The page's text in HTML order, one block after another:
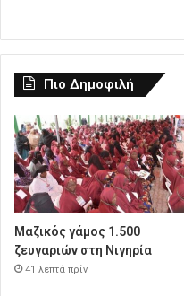
Πιο Δημοφιλή
Μαζικός γάμος 1.500
ζευγαριών στη Νιγηρία
41 λεπτά πρίν